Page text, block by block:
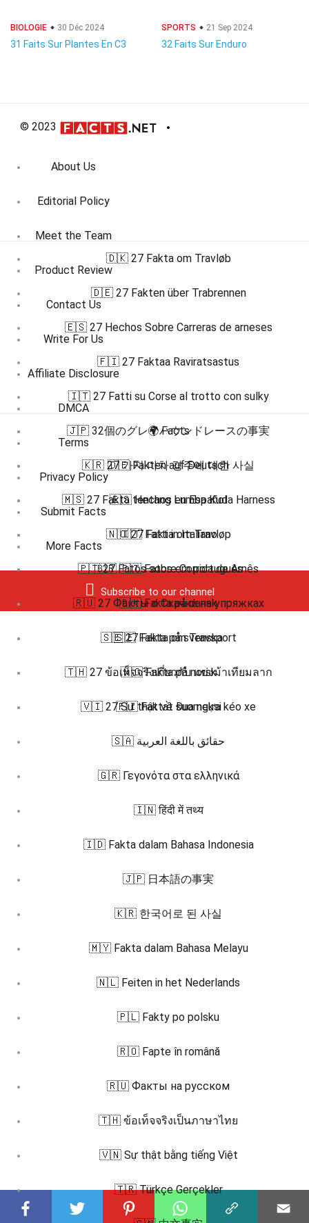
BIOLOGIE 30 Déc 2024
31 Faits Sur Plantes En C3
SPORTS 21 Sep 2024
32 Faits Sur Enduro
© 2023
About Us
Editorial Policy
Meet the Team
Product Review
Contact Us
Write For Us
Affiliate Disclosure
DMCA
Terms
Privacy Policy
Submit Facts
More Facts
Subscribe to our channel
🇩🇰 27 Fakta om Travløb
🇩🇪 27 Fakten über Trabrennen
🇪🇸 27 Hechos Sobre Carreras de arneses
🇫🇮 27 Faktaa Raviratsastus
🇮🇹 27 Fatti su Corse al trotto con sulky
🇯🇵 32個のグレイハウンドレースの事実
🇰🇷 27 가지 마차 경주에 대한 사실
🇲🇸 27 Fakta tentang Lumba Kuda Harness
🇳🇴 27 Fakta om Travløp
🇵🇹 27 Fatos sobre Corrida de Arnês
🇷🇺 27 Факты о Скачки на упряжках
🇸🇪 27 Fakta om Travsport
🇹🇭 27 ข้อเท็จจริงเกี่ยวกับ แข่งม้าเทียมลาก
🇻🇮 27 Sự thật về Đua ngựa kéo xe
🌍 Facts
🇩🇪 Fakten auf Deutsch
🇪🇸 Hechos en Español
🇮🇹 Fatti in Italiano
🇧🇷 🇵🇹 Fatos em português
🇩🇰 Fakta på dansk
🇸🇪 Fakta på svenska
🇳🇴 Fakta på norsk
🇫🇮 Faktat suomeksi
🇸🇦 حقائق باللغة العربية
🇬🇷 Γεγονότα στα ελληνικά
🇮🇳 हिंदी में तथ्य
🇮🇩 Fakta dalam Bahasa Indonesia
🇯🇵 日本語の事実
🇰🇷 한국어로 된 사실
🇲🇾 Fakta dalam Bahasa Melayu
🇳🇱 Feiten in het Nederlands
🇵🇱 Fakty po polsku
🇷🇴 Fapte în română
🇷🇺 Факты на русском
🇹🇭 ข้อเท็จจริงเป็นภาษาไทย
🇻🇳 Sự thật bằng tiếng Việt
🇹🇷 Türkçe Gerçekler